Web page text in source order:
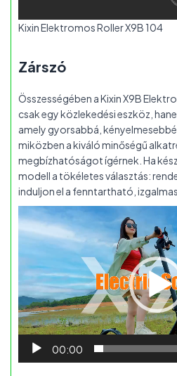
Kixin Elektromos Roller X9B 104
Zárszó
Összességében a Kixin X9B
csak egy közlekedési eszköz,
amely gyorsabbá,
miközben a kiváló minőségű
megbízhatóságot ígérnek. Ha
modell a tökéletes választás:
induljon el a fenntartható,
Videólejátszó
00:00